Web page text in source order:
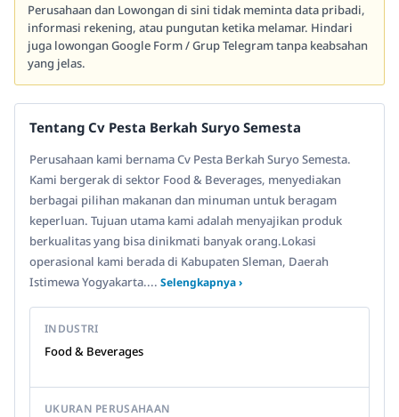
Perusahaan dan Lowongan di sini tidak meminta data pribadi,
informasi rekening, atau pungutan ketika melamar. Hindari
juga lowongan Google Form / Grup Telegram tanpa keabsahan
yang jelas.
Tentang Cv Pesta Berkah Suryo Semesta
Perusahaan kami bernama Cv Pesta Berkah Suryo Semesta.
Kami bergerak di sektor Food & Beverages, menyediakan
berbagai pilihan makanan dan minuman untuk beragam
keperluan. Tujuan utama kami adalah menyajikan produk
berkualitas yang bisa dinikmati banyak orang.Lokasi
operasional kami berada di Kabupaten Sleman, Daerah
Istimewa Yogyakarta.... Selengkapnya ›
INDUSTRI
Food & Beverages
UKURAN PERUSAHAAN